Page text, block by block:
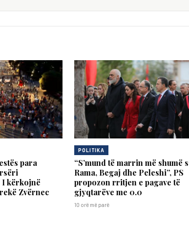
para
I kërkojnë
Zvërnec
POLITIKA
“S’mund të marrin më shumë
Rama, Begaj dhe Peleshi”, PS
propozon rritjen e pagave të
gjyqtarëve me 0.0
10 orë më parë